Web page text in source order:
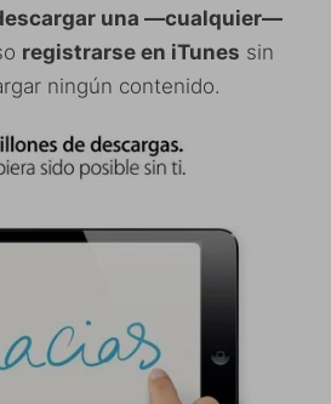
una —cualquier—
registrarse en iTunes sin
ningún contenido.